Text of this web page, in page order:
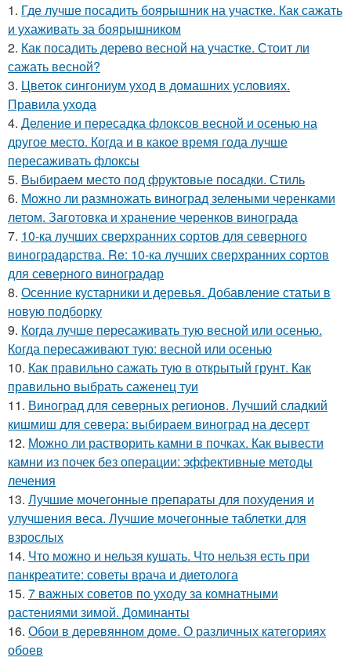
1. Где лучше посадить боярышник на участке. Как сажать
и ухаживать за боярышником
2. Как посадить дерево весной на участке. Стоит ли
сажать весной?
3. Цветок сингониум уход в домашних условиях.
Правила ухода
4. Деление и пересадка флоксов весной и осенью на
другое место. Когда и в какое время года лучше
пересаживать флоксы
5. Выбираем место под фруктовые посадки. Стиль
6. Можно ли размножать виноград зелеными черенками
летом. Заготовка и хранение черенков винограда
7. 10-ка лучших сверхранних сортов для северного
виноградарства. Re: 10-ка лучших сверхранних сортов
для северного виноградар
8. Осенние кустарники и деревья. Добавление статьи в
новую подборку
9. Когда лучше пересаживать тую весной или осенью.
Когда пересаживают тую: весной или осенью
10. Как правильно сажать тую в открытый грунт. Как
правильно выбрать саженец туи
11. Виноград для северных регионов. Лучший сладкий
кишмиш для севера: выбираем виноград на десерт
12. Можно ли растворить камни в почках. Как вывести
камни из почек без операции: эффективные методы
лечения
13. Лучшие мочегонные препараты для похудения и
улучшения веса. Лучшие мочегонные таблетки для
взрослых
14. Что можно и нельзя кушать. Что нельзя есть при
панкреатите: советы врача и диетолога
15. 7 важных советов по уходу за комнатными
растениями зимой. Доминанты
16. Обои в деревянном доме. О различных категориях
обоев